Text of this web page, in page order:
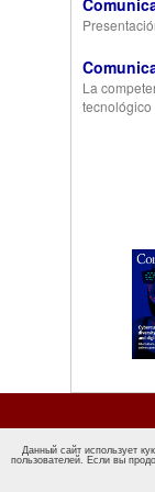
La
tecnológico
Данный сайт использует
пользователей. Если вы